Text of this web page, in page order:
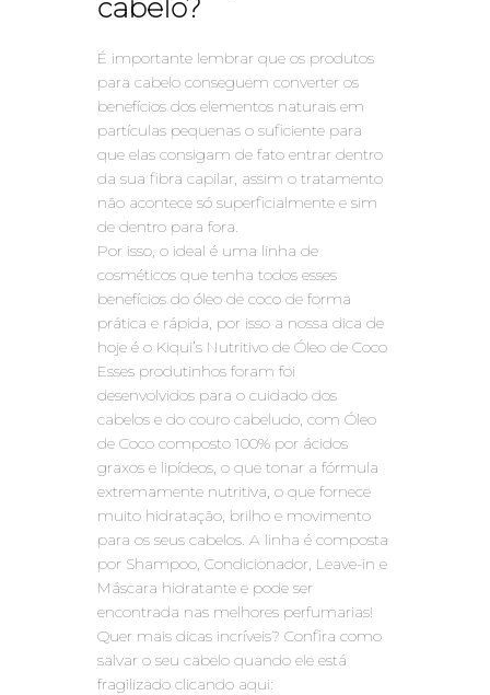
cabelo?
É importante lembrar que os produtos
para cabelo conseguem converter os
benefícios dos elementos naturais em
partículas pequenas o suficiente para
que elas consigam de fato entrar dentro
da sua fibra capilar, assim o tratamento
não acontece só superficialmente e sim
de dentro para fora.
Por isso, o ideal é uma linha de
cosméticos que tenha todos esses
benefícios do óleo de coco de forma
prática e rápida, por isso a nossa dica de
hoje é o Kiqui’s Nutritivo de Óleo de Coco
Esses produtinhos foram foi
desenvolvidos para o cuidado dos
cabelos e do couro cabeludo, com Óleo
de Coco composto 100% por ácidos
graxos e lipídeos, o que tonar a fórmula
extremamente nutritiva, o que fornece
muito hidratação, brilho e movimento
para os seus cabelos. A linha é composta
por Shampoo, Condicionador, Leave-in e
Máscara hidratante e pode ser
encontrada nas melhores perfumarias!
Quer mais dicas incríveis? Confira como
salvar o seu cabelo quando ele está
fragilizado clicando aqui: